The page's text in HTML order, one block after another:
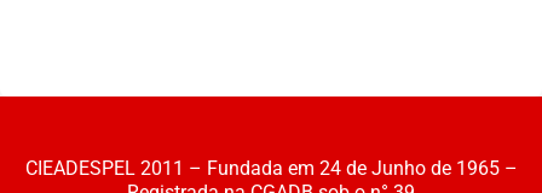
CIEADESPEL 2011 – Fundada em 24 de Junho de 1965 –